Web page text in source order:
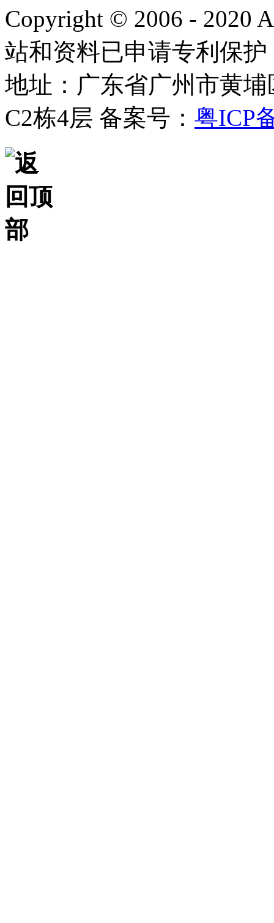
Copyright © 2006 - 2020
站和资料已申请专利保
地址：广东省广州市黄
C2栋4层 备案号： 粤ICP